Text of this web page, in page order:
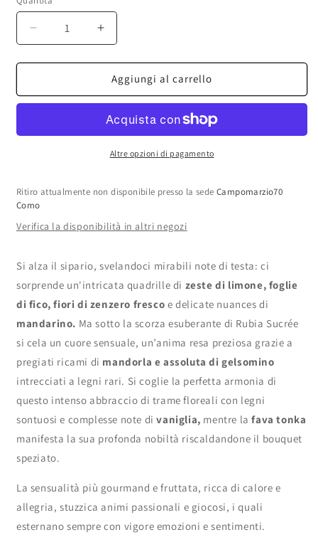
Diminuisci
quantità
per
dell&#39;Oro
Sucrée
Aumenta
quantità
per
Francesca
dell&#39;Oro
Rubia
Sucrée
EDP
Aggiungi al carrello
Altre opzioni di pagamento
Ritiro attualmente non disponibile presso la sede Campomarzio70
Como
Verifica la disponibilità in altri negozi
Si alza il sipario, svelandoci mirabili note di testa: ci
sorprende un'intricata quadrille di zeste di limone, foglie
di fico, fiori di zenzero fresco e delicate nuances di
mandarino. Ma sotto la scorza esuberante di Rubia Sucrée
si cela un cuore sensuale, un’anima resa preziosa grazie a
pregiati ricami di mandorla e assoluta di gelsomino
intrecciati a legni rari. Si coglie la perfetta armonia di
questo intenso abbraccio di trame floreali con legni
sontuosi e complesse note di vaniglia, mentre lafava tonka
manifesta la sua profonda nobiltà riscaldandone il bouquet
speziato.
La sensualità più gourmand e fruttata, ricca di calore e
allegria, stuzzica animi passionali e giocosi, i quali
esternano sempre con vigore emozioni e sentimenti.